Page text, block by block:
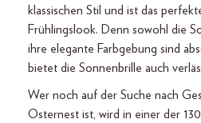
klassischen Stil und ist das
Frühlingslook. Denn sowohl die
ihre elegante Farbgebung sind
bietet die Sonnenbrille auch
Wer noch auf der Suche nach
Osternest ist, wird in einer der